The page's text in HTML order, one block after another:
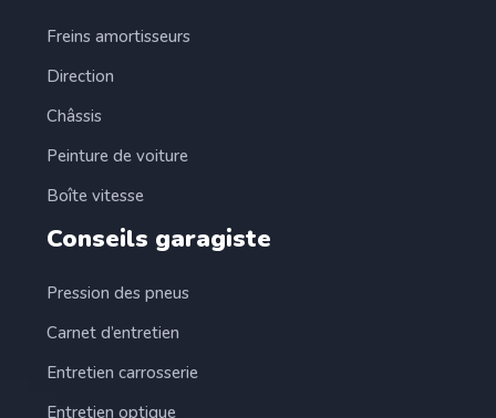
Freins amortisseurs
Direction
Châssis
Peinture de voiture
Boîte vitesse
Conseils garagiste
Pression des pneus
Carnet d’entretien
Entretien carrosserie
Entretien optique